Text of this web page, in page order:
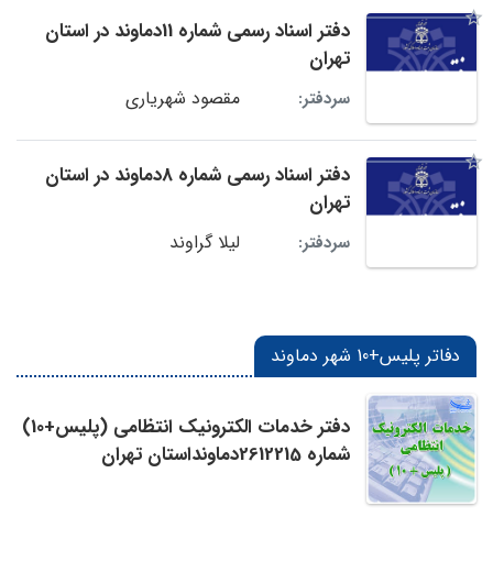
دفتر اسناد رسمی شماره 11دماوند در استان
تهران
سردفتر: مقصود شهریاری
دفتر اسناد رسمی شماره 8دماوند در استان
تهران
سردفتر: لیلا گراوند
دفاتر پلیس+10 شهر دماوند
دفتر خدمات الکترونیک انتظامی (پلیس+10)
شماره 2612215دماونداستان تهران